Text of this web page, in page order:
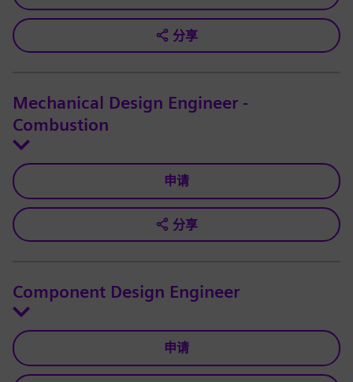
分享
Mechanical Design Engineer -
Combustion
申请
分享
Component Design Engineer
申请